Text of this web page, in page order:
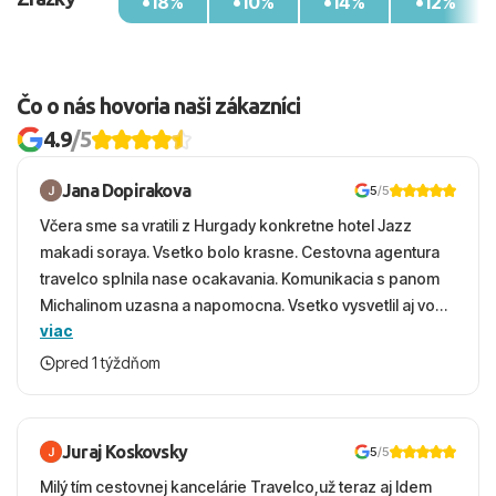
Čo o nás hovoria naši zákazníci
4.9/5
Jana Dopirakova 5/5
Včera sme sa vratili z Hurgady konkretne hotel Jazz
makadi soraya. Vsetko bolo krasne. Cestovna agentura
travelco splnila nase ocakavania. Komunikacia s panom
Michalinom uzasna a napomocna. Vsetko vysvetlil aj vo
vecernych hodinach zaco sa ospravedlnujem. Hotel
krasny, cisty. Sluzby top. Strava, prostredie, more,
viac
pred 1 týždňom
Juraj Koskovsky 5/5
Milý tím cestovnej kancelárie Travelco,už teraz aj Idem